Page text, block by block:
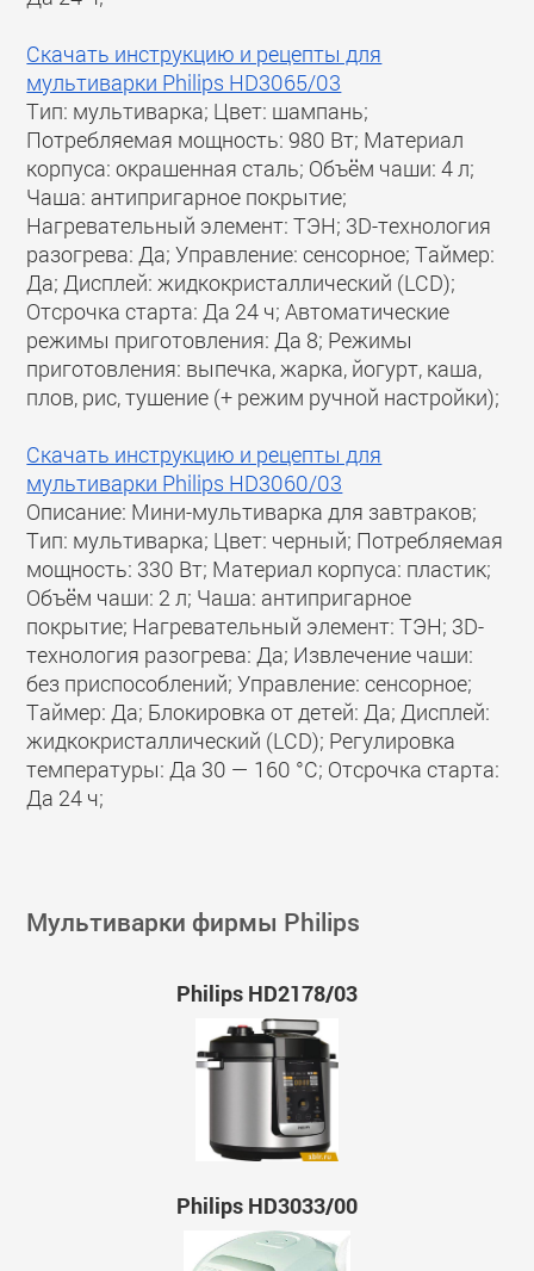
Скачать инструкцию и рецепты для
мультиварки Philips HD3065/03
Тип: мультиварка; Цвет: шампань;
Потребляемая мощность: 980 Вт; Материал
корпуса: окрашенная сталь; Объём чаши: 4 л;
Чаша: антипригарное покрытие;
Нагревательный элемент: ТЭН; 3D-технология
разогрева: Да; Управление: сенсорное; Таймер:
Да; Дисплей: жидкокристаллический (LCD);
Отсрочка старта: Да 24 ч; Автоматические
режимы приготовления: Да 8; Режимы
приготовления: выпечка, жарка, йогурт, каша,
плов, рис, тушение (+ режим ручной настройки);
Скачать инструкцию и рецепты для
мультиварки Philips HD3060/03
Описание: Мини-мультиварка для завтраков;
Тип: мультиварка; Цвет: черный; Потребляемая
мощность: 330 Вт; Материал корпуса: пластик;
Объём чаши: 2 л; Чаша: антипригарное
покрытие; Нагревательный элемент: ТЭН; 3D-
технология разогрева: Да; Извлечение чаши:
без приспособлений; Управление: сенсорное;
Таймер: Да; Блокировка от детей: Да; Дисплей:
жидкокристаллический (LCD); Регулировка
температуры: Да 30 — 160 °C; Отсрочка старта:
Да 24 ч;
Мультиварки фирмы Philips
Philips HD2178/03
Philips HD3033/00